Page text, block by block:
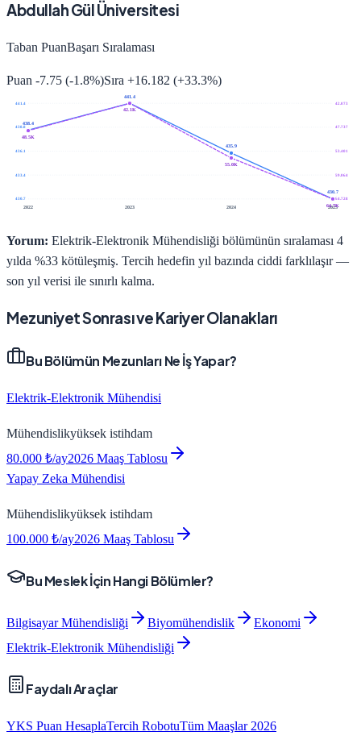
Abdullah Gül Üniversitesi
Taban PuanBaşarı Sıralaması
Puan -7.75 (-1.8%)Sıra +16.182 (+33.3%)
441.4 42.073
438.8 47.737
436.1 53.401
433.4 59.064
430.7
64.728
2022
2023 2024 2025
438.4
441.4
435.9
430.7
48.5K
42.1K
55.0K
64.7K
Yorum: Elektrik-Elektronik Mühendisliği bölümünün sıralaması 4
yılda %33 kötüleşmiş. Tercih hedefin yıl bazında ciddi farklılaşır —
son yıl verisi ile sınırlı kalma.
Mezuniyet Sonrası ve Kariyer Olanakları
Bu Bölümün Mezunları Ne İş Yapar?
Elektrik-Elektronik Mühendisi
Mühendislikyüksek istihdam
80.000 ₺/ay2026 Maaş Tablosu
Yapay Zeka Mühendisi
Mühendislikyüksek istihdam
100.000 ₺/ay2026 Maaş Tablosu
Bu Meslek İçin Hangi Bölümler?
Bilgisayar Mühendisliği Biyomühendislik
Ekonomi
Elektrik-Elektronik Mühendisliği
Faydalı Araçlar
YKS Puan HesaplaTercih RobotuTüm Maaşlar 2026